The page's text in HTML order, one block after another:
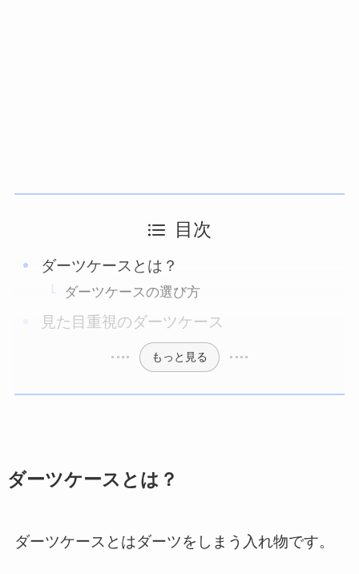
目次
ダーツケースとは？
ダーツケースの選び方
見た目重視のダーツケース
もっと見る
ダーツケースとは？
ダーツケースとはダーツをしまう入れ物です。